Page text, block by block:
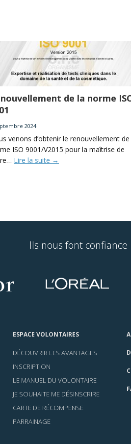
de la norme
2024
venons d’obtenir le renouvellement de
ISO 9001/V2015 pour la maîtrise de
Lire la suite →
Ils nous font confiance
ESPACE VOLONTAIRES
DÉCOUVRIR LES AVANTAGES
INSCRIPTION
LE MANUEL DU VOLONTAIRE
JE SOUHAITE ME DÉSINSCRIRE
CARTE DE RÉCOMPENSE
PARRAINAGE